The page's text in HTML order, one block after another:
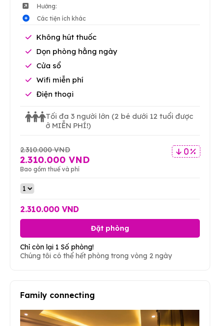
Hướng:
Các tiện ích khác
Không hút thuốc
Dọn phòng hằng ngày
Cửa sổ
Wifi miễn phí
Điện thoại
Tối đa 3 người lớn (2 bé dưới 12 tuổi được
ở MIỄN PHÍ!)
0 %
2.310.000 VND
2.310.000 VND
Bao gồm thuế và phí
2.310.000 VND
Đặt phòng
Chỉ còn lại 1 Số phòng!
Chúng tôi có thể hết phòng trong vòng 2 ngày
Family connecting